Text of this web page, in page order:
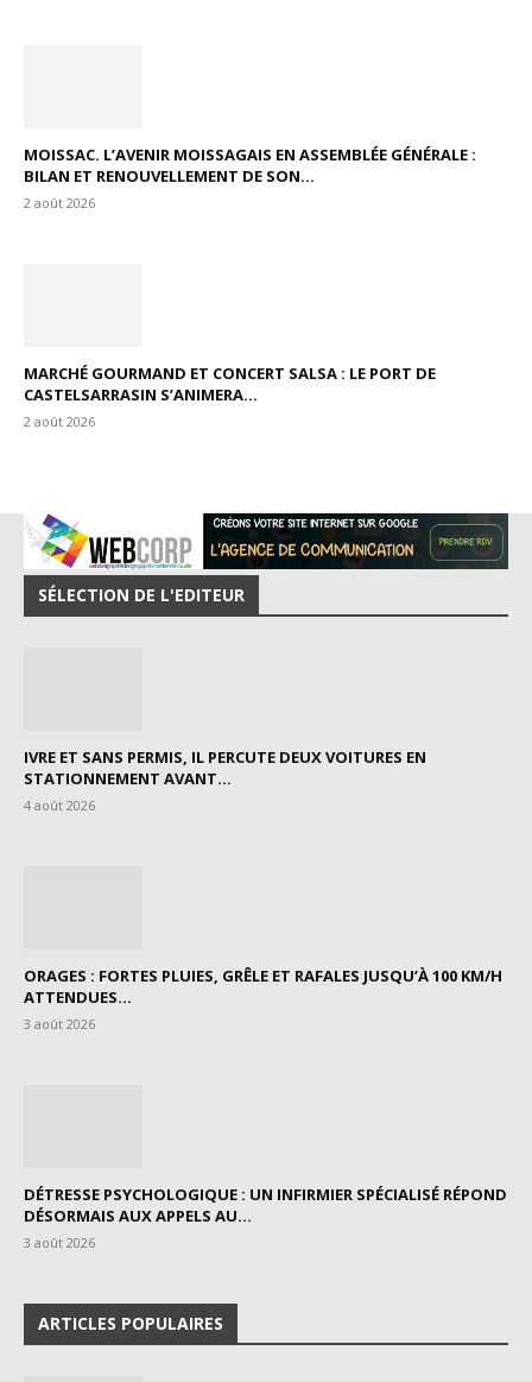
MOISSAC. L’AVENIR MOISSAGAIS EN ASSEMBLÉE GÉNÉRALE :
BILAN ET RENOUVELLEMENT DE SON...
2 août 2026
MARCHÉ GOURMAND ET CONCERT SALSA : LE PORT DE
CASTELSARRASIN S’ANIMERA...
2 août 2026
SÉLECTION DE L'EDITEUR
IVRE ET SANS PERMIS, IL PERCUTE DEUX VOITURES EN
STATIONNEMENT AVANT...
4 août 2026
ORAGES : FORTES PLUIES, GRÊLE ET RAFALES JUSQU’À 100 KM/H
ATTENDUES...
3 août 2026
DÉTRESSE PSYCHOLOGIQUE : UN INFIRMIER SPÉCIALISÉ RÉPOND
DÉSORMAIS AUX APPELS AU...
3 août 2026
ARTICLES POPULAIRES